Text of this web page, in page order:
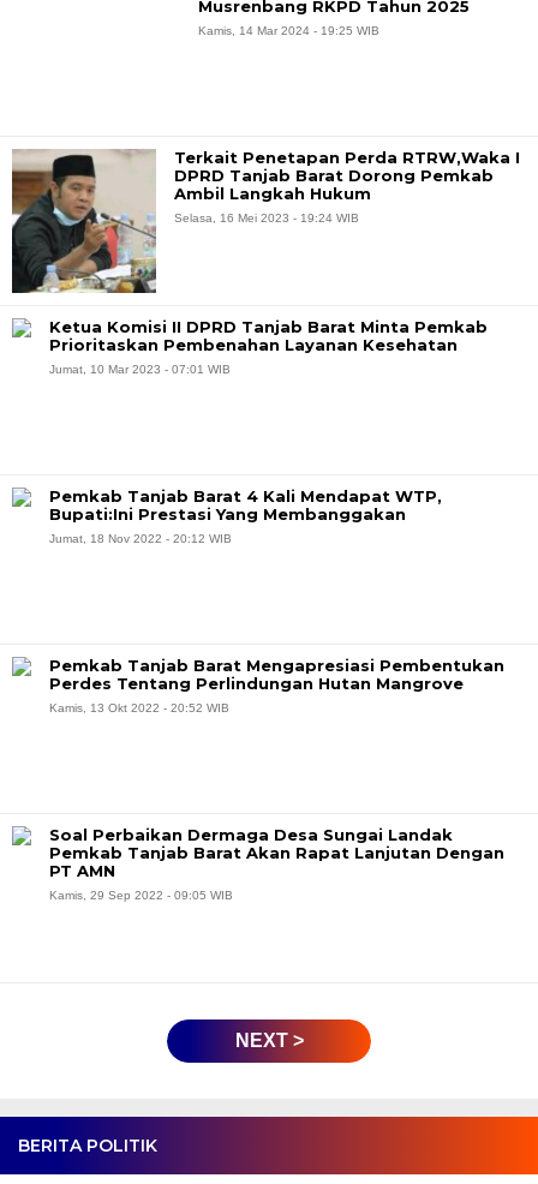
BERITA POLITIK
Musrenbang RKPD Tahun 2025
Kamis, 14 Mar 2024 - 19:25 WIB
Terkait Penetapan Perda RTRW,Waka I
DPRD Tanjab Barat Dorong Pemkab
Ambil Langkah Hukum
Selasa, 16 Mei 2023 - 19:24 WIB
Ketua Komisi II DPRD Tanjab Barat Minta Pemkab
Prioritaskan Pembenahan Layanan Kesehatan
Jumat, 10 Mar 2023 - 07:01 WIB
Pemkab Tanjab Barat 4 Kali Mendapat WTP,
Bupati:Ini Prestasi Yang Membanggakan
Jumat, 18 Nov 2022 - 20:12 WIB
Pemkab Tanjab Barat Mengapresiasi Pembentukan
Perdes Tentang Perlindungan Hutan Mangrove
Kamis, 13 Okt 2022 - 20:52 WIB
Soal Perbaikan Dermaga Desa Sungai Landak
Pemkab Tanjab Barat Akan Rapat Lanjutan Dengan
PT AMN
Kamis, 29 Sep 2022 - 09:05 WIB
NEXT >